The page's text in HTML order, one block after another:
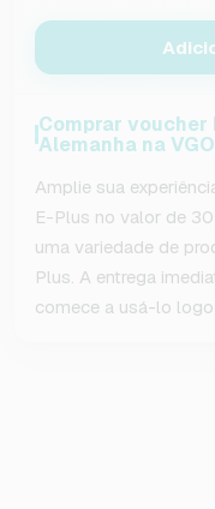
Comprar voucher
Alemanha na
Amplie sua
E-Plus no valor de
uma variedade de
Plus. A entrega
comece a usá-lo